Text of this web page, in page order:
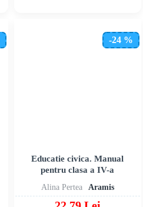
-24 %
Alina Pertea Aramis
Educatie civica. Manual
pentru clasa a IV-a